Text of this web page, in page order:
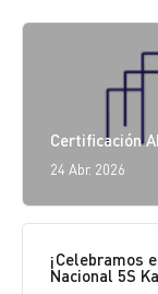
Certificación
24 Abr. 2026
¡Celebramos
Nacional 5S